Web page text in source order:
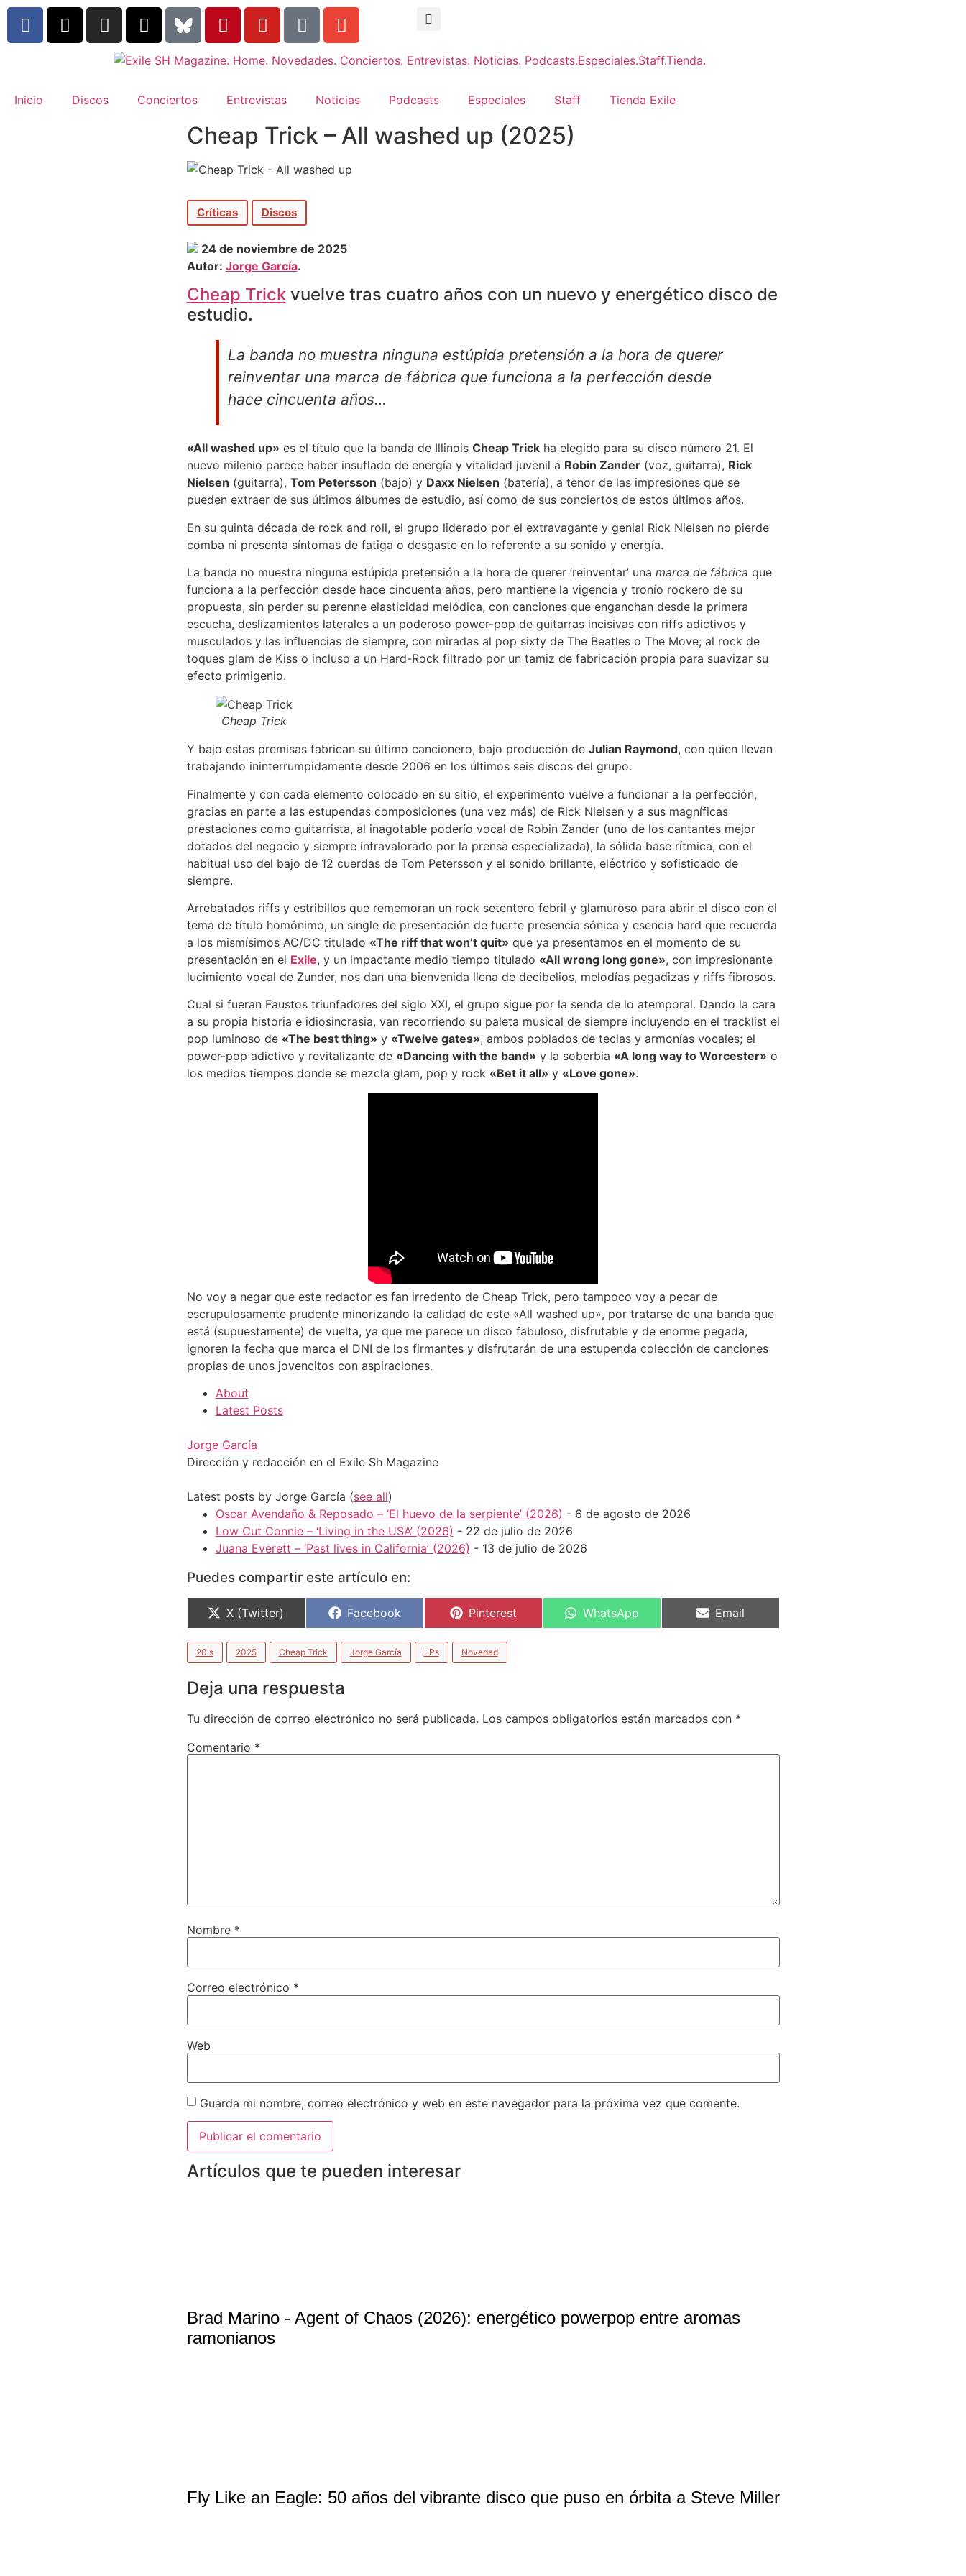
Inicio Discos Conciertos Entrevistas Noticias Podcasts Especiales Staff Tienda Exile
Cheap Trick – All washed up (2025)
Críticas Discos
24 de noviembre de 2025
Autor: Jorge García.
Cheap Trickvuelve tras cuatro años con un nuevo y energético disco de
estudio.
La banda no muestra ninguna estúpida pretensión a la hora de querer
reinventar una marca de fábrica que funciona a la perfección desde
hace cincuenta años…
«All washed up» es el título que la banda de Illinois Cheap Trickha elegido para su disco número 21. El
nuevo milenio parece haber insuflado de energía y vitalidad juvenil a Robin Zander(voz, guitarra), Rick
Nielsen (guitarra), Tom Petersson (bajo) y Daxx Nielsen (batería), a tenor de las impresiones que se
pueden extraer de sus últimos álbumes de estudio, así como de sus conciertos de estos últimos años.
En su quinta década de rock and roll, el grupo liderado por el extravagante y genial Rick Nielsen no pierde
comba ni presenta síntomas de fatiga o desgaste en lo referente a su sonido y energía.
La banda no muestra ninguna estúpida pretensión a la hora de querer ‘reinventar’ una marca de fábrica que
funciona a la perfección desde hace cincuenta años, pero mantiene la vigencia y tronío rockero de su
propuesta, sin perder su perenne elasticidad melódica, con canciones que enganchan desde la primera
escucha, deslizamientos laterales a un poderoso power-pop de guitarras incisivas con riffs adictivos y
musculados y las influencias de siempre, con miradas al pop sixty de The Beatles o The Move; al rock de
toques glam de Kiss o incluso a un Hard-Rock filtrado por un tamiz de fabricación propia para suavizar su
efecto primigenio.
Cheap Trick
Y bajo estas premisas fabrican su último cancionero, bajo producción de Julian Raymond, con quien llevan
trabajando ininterrumpidamente desde 2006 en los últimos seis discos del grupo.
Finalmente y con cada elemento colocado en su sitio, el experimento vuelve a funcionar a la perfección,
gracias en parte a las estupendas composiciones (una vez más) de Rick Nielsen y a sus magníficas
prestaciones como guitarrista, al inagotable poderío vocal de Robin Zander (uno de los cantantes mejor
dotados del negocio y siempre infravalorado por la prensa especializada), la sólida base rítmica, con el
habitual uso del bajo de 12 cuerdas de Tom Petersson y el sonido brillante, eléctrico y sofisticado de
siempre.
Arrebatados riffs y estribillos que rememoran un rock setentero febril y glamuroso para abrir el disco con el
tema de título homónimo, un single de presentación de fuerte presencia sónica y esencia hard que recuerda
a los mismísimos AC/DC titulado «The riff that won’t quit» que ya presentamos en el momento de su
presentación en el Exile, y un impactante medio tiempo titulado «All wrong long gone», con impresionante
lucimiento vocal de Zunder, nos dan una bienvenida llena de decibelios, melodías pegadizas y riffs fibrosos.
Cual si fueran Faustos triunfadores del siglo XXI, el grupo sigue por la senda de lo atemporal. Dando la cara
a su propia historia e idiosincrasia, van recorriendo su paleta musical de siempre incluyendo en el tracklist el
pop luminoso de «The best thing» y «Twelve gates», ambos poblados de teclas y armonías vocales; el
power-pop adictivo y revitalizante de «Dancing with the band» y la soberbia «A long way to Worcester» o
los medios tiempos donde se mezcla glam, pop y rock «Bet it all» y «Love gone».
No voy a negar que este redactor es fan irredento de Cheap Trick, pero tampoco voy a pecar de
escrupulosamente prudente minorizando la calidad de este «All washed up», por tratarse de una banda que
está (supuestamente) de vuelta, ya que me parece un disco fabuloso, disfrutable y de enorme pegada,
ignoren la fecha que marca el DNI de los firmantes y disfrutarán de una estupenda colección de canciones
propias de unos jovencitos con aspiraciones.
About
Latest Posts
Jorge García
Dirección y redacción en el Exile Sh Magazine
Latest posts by Jorge García (see all)
Oscar Avendaño & Reposado – ‘El huevo de la serpiente’ (2026) - 6 de agosto de 2026
Low Cut Connie – ‘Living in the USA’ (2026) - 22 de julio de 2026
Juana Everett – ‘Past lives in California’ (2026) - 13 de julio de 2026
Puedes compartir este artículo en:
X (Twitter) Facebook Pinterest WhatsApp Email
20's 2025 Cheap Trick Jorge García LPs Novedad
Deja una respuesta
Tu dirección de correo electrónico no será publicada. Los campos obligatorios están marcados con *
Comentario *
Nombre *
Correo electrónico *
Web
Guarda mi nombre, correo electrónico y web en este navegador para la próxima vez que comente.
Artículos que te pueden interesar
Brad Marino - Agent of Chaos (2026): energético powerpop entre aromas
ramonianos
Fly Like an Eagle: 50 años del vibrante disco que puso en órbita a Steve Miller